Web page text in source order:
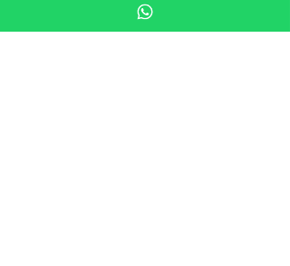
zu den bekanntesten und
beliebtesten Islay-Whiskys.